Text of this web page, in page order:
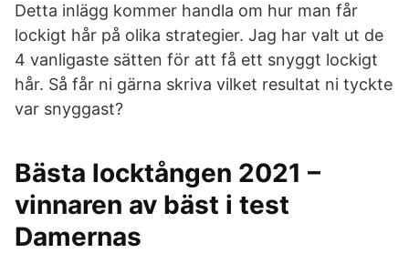
Detta inlägg kommer handla om hur man får
lockigt hår på olika strategier. Jag har valt ut de
4 vanligaste sätten för att få ett snyggt lockigt
hår. Så får ni gärna skriva vilket resultat ni tyckte
var snyggast?
Bästa locktången 2021 –
vinnaren av bäst i test
Damernas